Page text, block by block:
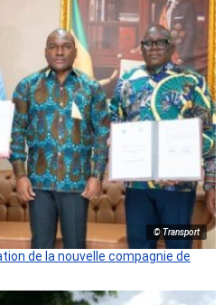
© Transport
de la nouvelle compagnie de